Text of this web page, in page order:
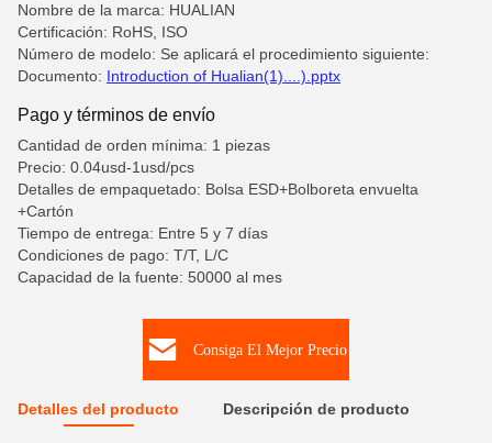
Nombre de la marca: HUALIAN
Certificación: RoHS, ISO
Número de modelo: Se aplicará el procedimiento siguiente:
Documento: Introduction of Hualian(1)....).pptx
Pago y términos de envío
Cantidad de orden mínima: 1 piezas
Precio: 0.04usd-1usd/pcs
Detalles de empaquetado: Bolsa ESD+Bolboreta envuelta
+Cartón
Tiempo de entrega: Entre 5 y 7 días
Condiciones de pago: T/T, L/C
Capacidad de la fuente: 50000 al mes
Consiga El Mejor Precio
Detalles del producto Descripción de producto